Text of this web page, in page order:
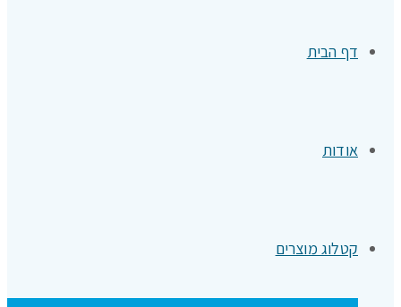
דף הבית
אודות
קטלוג מוצרים